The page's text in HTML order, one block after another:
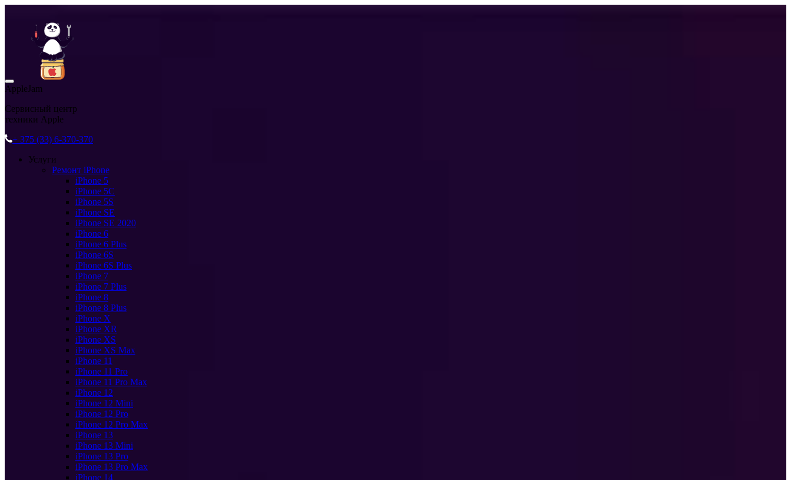
AppleJam
Сервисный центр
техники Apple
+ 375 (33) 6-370-370
Услуги
Ремонт iPhone
iPhone 5
iPhone 5C
iPhone 5S
iPhone SE
iPhone SE 2020
iPhone 6
iPhone 6 Plus
iPhone 6S
iPhone 6S Plus
iPhone 7
iPhone 7 Plus
iPhone 8
iPhone 8 Plus
iPhone X
iPhone XR
iPhone XS
iPhone XS Max
iPhone 11
iPhone 11 Pro
iPhone 11 Pro Max
iPhone 12
iPhone 12 Mini
iPhone 12 Pro
iPhone 12 Pro Max
iPhone 13
iPhone 13 Mini
iPhone 13 Pro
iPhone 13 Pro Max
iPhone 14